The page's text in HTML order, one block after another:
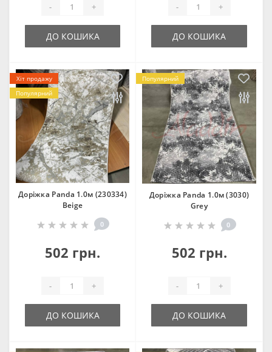
- +
ДО КОШИКА
- +
ДО КОШИКА
Хіт продажу
Популярний
Доріжка Panda 1.0м (230334)
Beige
0
502 грн.
- +
ДО КОШИКА
Популярний
Доріжка Panda 1.0м (3030)
Grey
0
502 грн.
- +
ДО КОШИКА